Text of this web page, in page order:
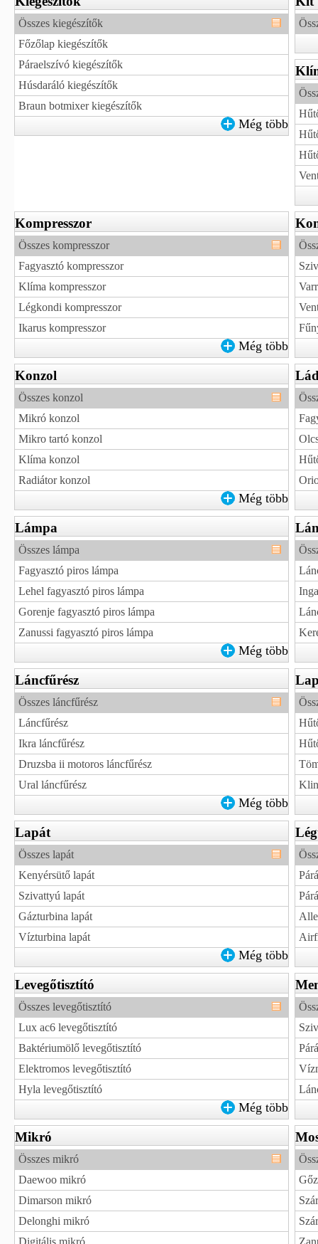
Összes kiegészítők
Főzőlap kiegészítők
Páraelszívó kiegészítők
Húsdaráló kiegészítők
Braun botmixer kiegészítők
Még több
Kompresszor
Összes kompresszor
Fagyasztó kompresszor
Klíma kompresszor
Légkondi kompresszor
Ikarus kompresszor
Még több
Konzol
Összes konzol
Mikró konzol
Mikro tartó konzol
Klíma konzol
Radiátor konzol
Még több
Lámpa
Összes lámpa
Fagyasztó piros lámpa
Lehel fagyasztó piros lámpa
Gorenje fagyasztó piros lámpa
Zanussi fagyasztó piros lámpa
Még több
Láncfűrész
Összes láncfűrész
Láncfűrész
Ikra láncfűrész
Druzsba ii motoros láncfűrész
Ural láncfűrész
Még több
Lapát
Összes lapát
Kenyérsütő lapát
Szivattyú lapát
Gázturbina lapát
Vízturbina lapát
Még több
Levegőtisztító
Összes levegőtisztító
Lux ac6 levegőtisztító
Baktériumölő levegőtisztító
Elektromos levegőtisztító
Hyla levegőtisztító
Még több
Mikró
Összes mikró
Daewoo mikró
Dimarson mikró
Delonghi mikró
Digitális mikró